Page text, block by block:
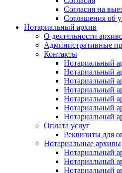
Согласия на
Соглашения об
Нотариальный архив
О деятельности
Административные
Контакты
Нотариальный
Нотариальный
Нотариальный
Нотариальный
Нотариальный
Нотариальный
Нотариальный
Оплата услуг
Реквизиты для
Нотариальные архивы
Нотариальный
Нотариальный
Нотариальный